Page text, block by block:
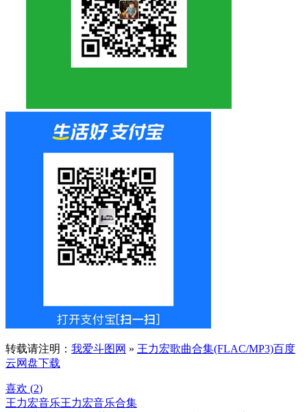
转载请注明： 我爱斗图网 » 王力宏歌曲合集(FLAC/MP3)百度
云网盘下载
喜欢 (2)
王力宏音乐王力宏音乐合集